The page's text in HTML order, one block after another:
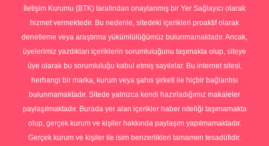
İletişim Kurumu (BTK) tarafından onaylanmış bir Yer Sağlayıcı olarak
hizmet vermektedir. Bu nedenle, sitedeki içerikleri proaktif olarak
denetleme veya araştırma yükümlülüğümüz bulunmamaktadır. Ancak,
üyelerimiz yazdıkları içeriklerin sorumluluğunu taşımakta olup, siteye
üye olarak bu sorumluluğu kabul etmiş sayılırlar. Bu internet sitesi,
herhangi bir marka, kurum veya şahıs şirketi ile hiçbir bağlantısı
bulunmamaktadır. Sitede yalnızca kendi hazırladığımız makaleler
paylaşılmaktadır. Burada yer alan içerikler haber niteliği taşımamakta
olup, gerçek kurum ve kişiler hakkında paylaşım yapılmamaktadır.
Gerçek kurum ve kişiler ile isim benzerlikleri tamamen tesadüfidir.